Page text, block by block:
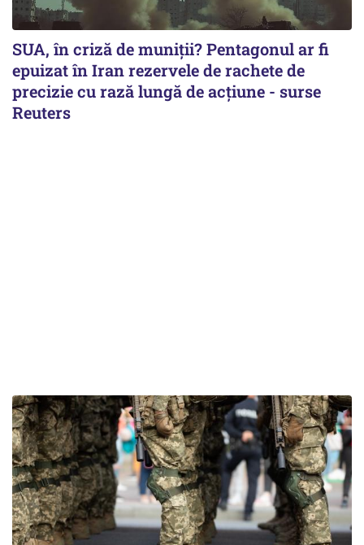
SUA, în criză de muniții? Pentagonul ar fi
epuizat în Iran rezervele de rachete de
precizie cu rază lungă de acţiune - surse
Reuters